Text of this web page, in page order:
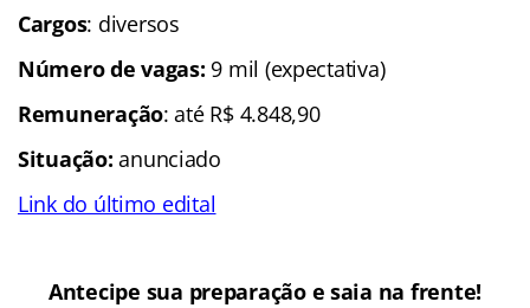
Cargos: diversos
Número de vagas: 9 mil (expectativa)
Remuneração: até R$ 4.848,90
Situação:anunciado
Link do último edital
Antecipe sua preparação e saia na frente!